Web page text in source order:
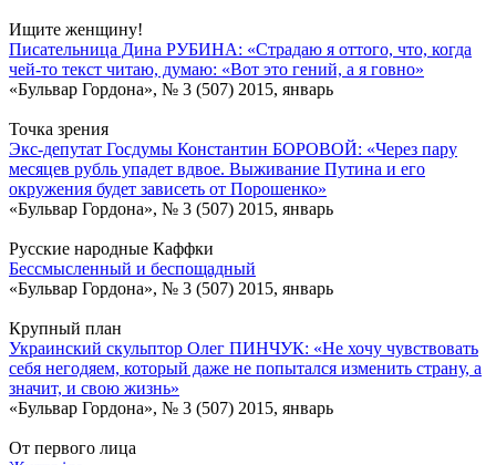
Ищите женщину!
Писательница Дина РУБИНА: «Страдаю я оттого, что, когда
чей-то текст читаю, думаю: «Вот это гений, а я говно»
«Бульвар Гордона», № 3 (507) 2015, январь
Точка зрения
Экс-депутат Госдумы Константин БОРОВОЙ: «Через пару
месяцев рубль упадет вдвое. Выживание Путина и его
окружения будет зависеть от Порошенко»
«Бульвар Гордона», № 3 (507) 2015, январь
Русские народные Каффки
Бессмысленный и беспощадный
«Бульвар Гордона», № 3 (507) 2015, январь
Крупный план
Украинский скульптор Олег ПИНЧУК: «Не хочу чувствовать
себя негодяем, который даже не попытался изменить страну, а
значит, и свою жизнь»
«Бульвар Гордона», № 3 (507) 2015, январь
От первого лица